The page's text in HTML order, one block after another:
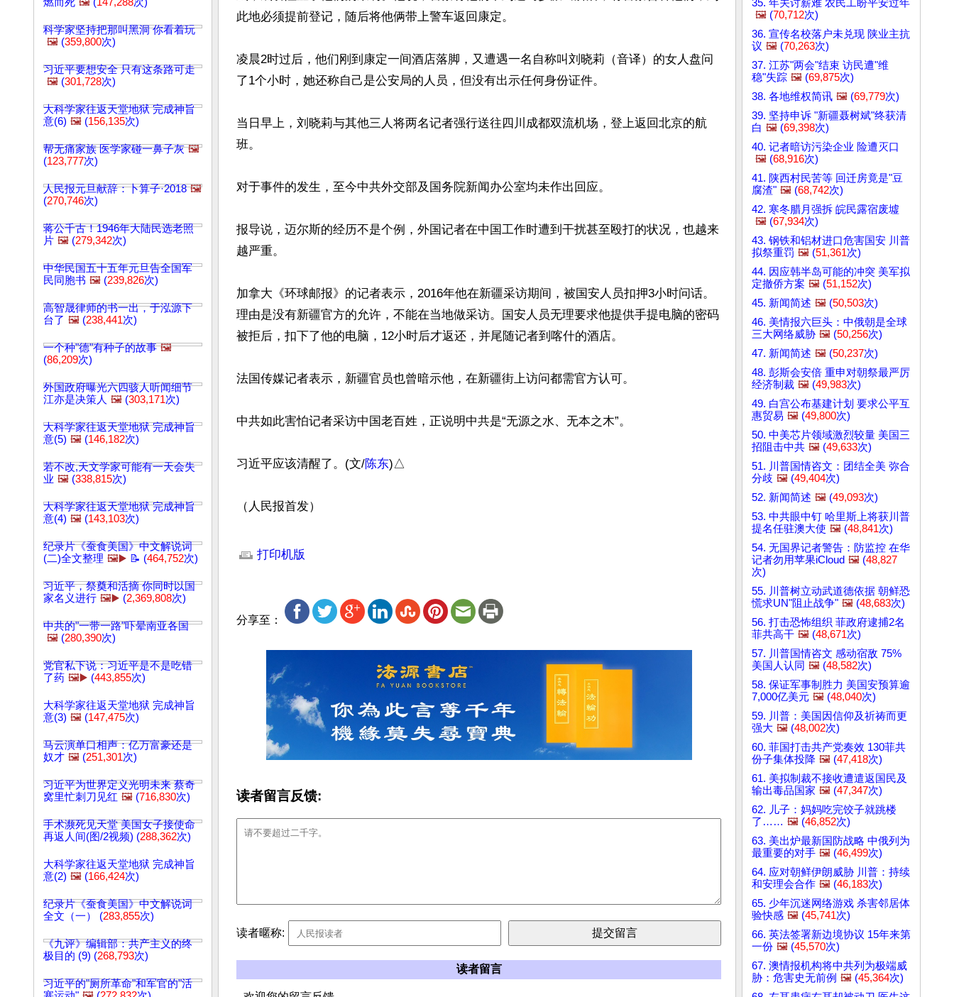
科学家坚持把那叫黑洞 你看着玩
🖼️ (359,800次)
习近平要想安全 只有这条路可走
🖼️ (301,728次)
大科学家往返天堂地狱 完成神旨
意(6) 🖼️ (156,135次)
帮无痛家族 医学家碰一鼻子灰 🖼️
(123,777次)
人民报元旦献辞：卜算子·2018 🖼️
(270,746次)
蒋公千古！1946年大陆民选老照
片 🖼️ (279,342次)
中华民国五十五年元旦告全国军
民同胞书 🖼️ (239,826次)
高智晟律师的书一出，于泓源下
台了 🖼️ (238,441次)
一个种"德"有种子的故事 🖼️
(86,209次)
外国政府曝光六四骇人听闻细节
江亦是决策人 🖼️ (303,171次)
大科学家往返天堂地狱 完成神旨
意(5) 🖼️ (146,182次)
若不改,天文学家可能有一天会失
业 🖼️ (338,815次)
大科学家往返天堂地狱 完成神旨
意(4) 🖼️ (143,103次)
纪录片《蚕食美国》中文解说词
(二)全文整理 🖼️▶️ 📝 (464,752次)
习近平，祭奠和活摘 你同时以国
家名义进行 🖼️▶️ (2,369,808次)
中共的"一带一路"吓晕南亚各国
🖼️ (280,390次)
党官私下说：习近平是不是吃错
了药 🖼️▶️ (443,855次)
大科学家往返天堂地狱 完成神旨
意(3) 🖼️ (147,475次)
马云演单口相声：亿万富豪还是
奴才 🖼️ (251,301次)
习近平为世界定义光明未来 蔡奇
窝里忙刺刀见红 🖼️ (716,830次)
手术濒死见天堂 美国女子接使命
再返人间(图/2视频) (288,362次)
大科学家往返天堂地狱 完成神旨
意(2) 🖼️ (166,424次)
纪录片《蚕食美国》中文解说词
全文（一） (283,855次)
《九评》编辑部：共产主义的终
极目的 (9) (268,793次)
习近平的"厕所革命"和军官的"活
此地必须提前登记，随后将他俩带上警车返回康定。
凌晨2时过后，他们刚到康定一间酒店落脚，又遭遇一名自称叫刘晓莉（音译）的女人盘问
了1个小时，她还称自己是公安局的人员，但没有出示任何身份证件。
当日早上，刘晓莉与其他三人将两名记者强行送往四川成都双流机场，登上返回北京的航
班。
对于事件的发生，至今中共外交部及国务院新闻办公室均未作出回应。
报导说，迈尔斯的经历不是个例，外国记者在中国工作时遭到干扰甚至殴打的状况，也越来
越严重。
加拿大《环球邮报》的记者表示，2016年他在新疆采访期间，被国安人员扣押3小时问话。
理由是没有新疆官方的允许，不能在当地做采访。国安人员无理要求他提供手提电脑的密码
被拒后，扣下了他的电脑，12小时后才返还，并尾随记者到喀什的酒店。
法国传媒记者表示，新疆官员也曾暗示他，在新疆街上访问都需官方认可。
中共如此害怕记者采访中国老百姓，正说明中共是“无源之水、无本之木”。
习近平应该清醒了。(文/陈东)△
（人民报首发）
打印机版
分享至：
读者留言反馈:
读者暱称:
读者留言
35. 年关讨薪难 农民工盼平安过年
🖼️ (70,712次)
36. 宣传名校落户未兑现 陕业主抗
议 🖼️ (70,263次)
37. 江苏"两会"结束 访民遭"维
稳"失踪 🖼️ (69,875次)
38. 各地维权简讯 🖼️ (69,779次)
39. 坚持申诉 "新疆聂树斌"终获清
白 🖼️ (69,398次)
40. 记者暗访污染企业 险遭灭口
🖼️ (68,916次)
41. 陕西村民苦等 回迁房竟是"豆
腐渣" 🖼️ (68,742次)
42. 寒冬腊月强拆 皖民露宿废墟
🖼️ (67,934次)
43. 钢铁和铝材进口危害国安 川普
拟祭重罚 🖼️ (51,361次)
44. 因应韩半岛可能的冲突 美军拟
定撤侨方案 🖼️ (51,152次)
45. 新闻简述 🖼️ (50,503次)
46. 美情报六巨头：中俄朝是全球
三大网络威胁 🖼️ (50,256次)
47. 新闻简述 🖼️ (50,237次)
48. 彭斯会安倍 重申对朝祭最严厉
经济制裁 🖼️ (49,983次)
49. 白宫公布基建计划 要求公平互
惠贸易 🖼️ (49,800次)
50. 中美芯片领域激烈较量 美国三
招阻击中共 🖼️ (49,633次)
51. 川普国情咨文：团结全美 弥合
分歧 🖼️ (49,404次)
52. 新闻简述 🖼️ (49,093次)
53. 中共眼中钉 哈里斯上将获川普
提名任驻澳大使 🖼️ (48,841次)
54. 无国界记者警告：防监控 在华
记者勿用苹果iCloud 🖼️ (48,827
次)
55. 川普树立动武道德依据 朝鲜恐
慌求UN"阻止战争" 🖼️ (48,683次)
56. 打击恐怖组织 菲政府逮捕2名
菲共高干 🖼️ (48,671次)
57. 川普国情咨文 感动宿敌 75%
美国人认同 🖼️ (48,582次)
58. 保证军事制胜力 美国安预算逾
7,000亿美元 🖼️ (48,040次)
59. 川普：美国因信仰及祈祷而更
强大 🖼️ (48,002次)
60. 菲国打击共产党奏效 130菲共
份子集体投降 🖼️ (47,418次)
61. 美拟制裁不接收遭遣返国民及
输出毒品国家 🖼️ (47,347次)
62. 儿子：妈妈吃完饺子就跳楼
了…… 🖼️ (46,852次)
63. 美出炉最新国防战略 中俄列为
最重要的对手 🖼️ (46,499次)
64. 应对朝鲜伊朗威胁 川普：持续
和安理会合作 🖼️ (46,183次)
65. 少年沉迷网络游戏 杀害邻居体
验快感 🖼️ (45,741次)
66. 英法签署新边境协议 15年来第
一份 🖼️ (45,570次)
67. 澳情报机构将中共列为极端威
胁：危害史无前例 🖼️ (45,364次)